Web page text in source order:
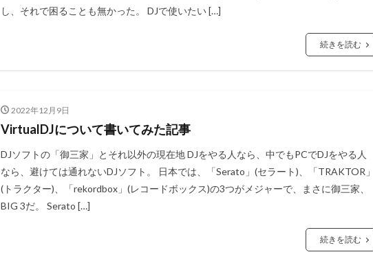
し、それで困ることも無かった。 DJで使いたい […]
続きを読む
2022年12月9日
VirtualDJについて書いてみた記事
DJソフトの「御三家」とそれ以外の現在地 DJをやる人なら、中でもPCでDJをやる人
なら、避けては通れないDJソフト。 日本では、「Serato」(セラート)、「TRAKTOR」
(トラクター)、「rekordbox」(レコードボックス)の3つがメジャーで、まさに御三家、
BIG 3だ。 Serato […]
続きを読む